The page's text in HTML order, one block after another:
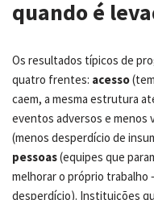
quando é
Os resultados típicos de
quatro frentes: acesso
caem, a mesma estrutura
eventos adversos e menos
(menos desperdício de
pessoas(equipes que
melhorar o próprio
desperdício). Instituições